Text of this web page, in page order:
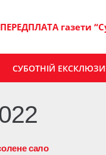
ПЕРЕДПЛАТА газети
СУБОТНІЙ
сало